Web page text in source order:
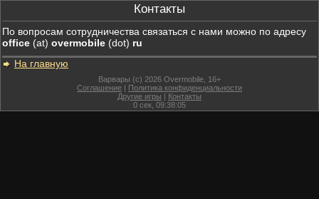
Контакты
По вопросам сотрудничества связаться с нами можно по адресу
office (at) overmobile (dot) ru
На главную
Варвары (c) 2026 Overmobile, 16+
Соглашение | Политика конфиденциальности
Другие игры | Контакты
0 сек, 09:38:05